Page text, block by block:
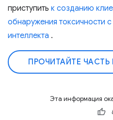
приступить к созданию
обнаружения токсичности
интеллекта .
ПРОЧИТАЙТЕ
Эта информация